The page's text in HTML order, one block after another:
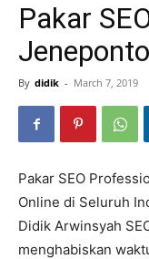
Pakar
Jeneponto
By didik - March 7, 2019
Pakar SEO
Online di Seluruh
Didik Arwinsyah
menghabiskan